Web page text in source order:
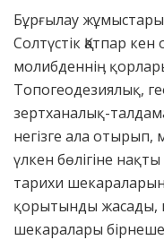
Бұрғылау
Солтүстік Қатпар
молибденніӊ
Топогеодезиялық,
зертханалық-
негізге ала
үлкен бөлігіне
тарихи
қорытынды жасады,
шекаралары бірнеше